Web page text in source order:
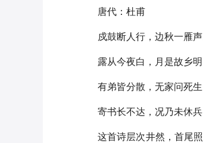
唐代：杜甫
戍鼓断人行，边秋一雁
露从今夜白，月是故乡明
有弟皆分散，无家问死生
寄书长不达，况乃未休兵
这首诗层次井然，首尾照